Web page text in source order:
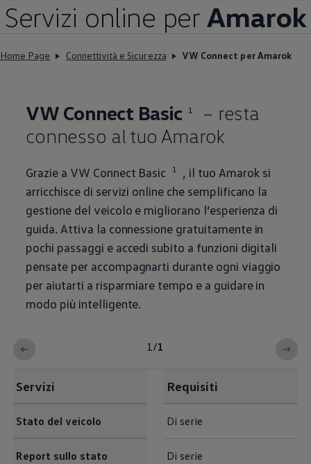
Servizi online per Amarok
Home Page Connettività e Sicurezza VW Connect per Amarok
VW Connect Basic 1
– resta
connesso al tuo Amarok
Grazie a VW Connect Basic 1
, il tuo Amarok si
arricchisce di servizi online che semplificano la
gestione del veicolo e migliorano l’esperienza di
guida. Attiva la connessione gratuitamente in
pochi passaggi e accedi subito a funzioni digitali
pensate per accompagnarti durante ogni viaggio
per aiutarti a risparmiare tempo e a guidare in
modo più intelligente.
1/1
Servizi Requisiti
Stato del veicolo Di serie
Report sullo stato
Di serie